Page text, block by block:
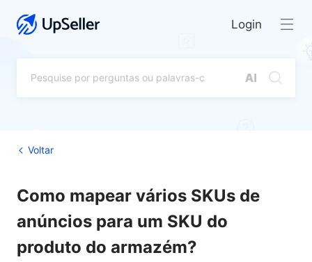
Login
Voltar
Como mapear vários SKUs de
anúncios para um SKU do
produto do armazém?